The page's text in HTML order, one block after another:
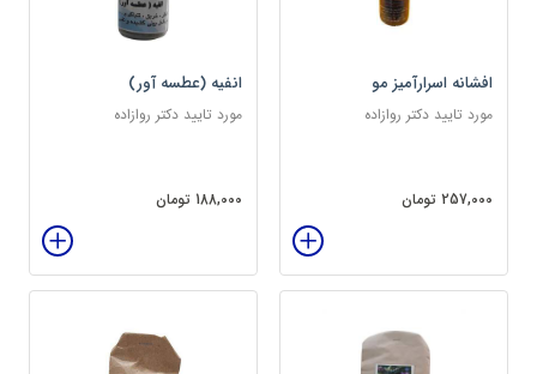
افشانه اسرارآمیز مو
مورد تایید دکتر روازاده
257,000 تومان
انفیه (عطسه آور)
مورد تایید دکتر روازاده
188,000 تومان